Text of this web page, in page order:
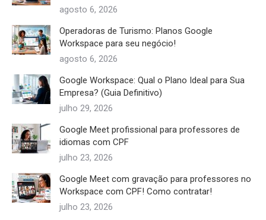
agosto 6, 2026
Operadoras de Turismo: Planos Google
Workspace para seu negócio!
agosto 6, 2026
Google Workspace: Qual o Plano Ideal para Sua
Empresa? (Guia Definitivo)
julho 29, 2026
Google Meet profissional para professores de
idiomas com CPF
julho 23, 2026
Google Meet com gravação para professores no
Workspace com CPF! Como contratar!
julho 23, 2026